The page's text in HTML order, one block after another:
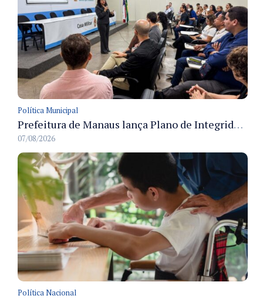
Política Municipal
Prefeitura de Manaus lança Plano de Integridade da CGM para o biênio 2027-2028 com diretrizes de governança e transparência
07/08/2026
Política Nacional